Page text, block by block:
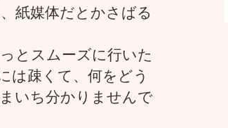
紙媒体だとかさばる
とスムーズに行いた
は疎くて、何をどう
いち分かりませんで